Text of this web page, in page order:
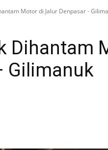
Motor di Jalur Denpasar -
Dihantam
Gilimanuk